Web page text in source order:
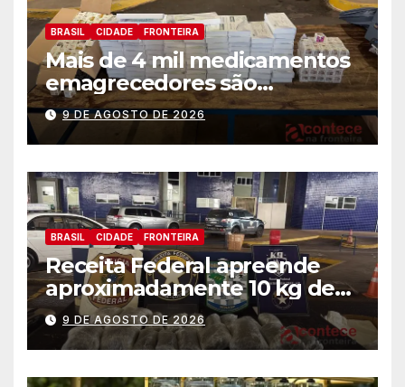
BRASIL CIDADE FRONTEIRA
Mais de 4 mil medicamentos
emagrecedores são
apreendidos pela Receita
Federal
9 DE AGOSTO DE 2026
BRASIL CIDADE FRONTEIRA
Receita Federal apreende
aproximadamente 10 kg de
substância análoga ao
capulho
9 DE AGOSTO DE 2026